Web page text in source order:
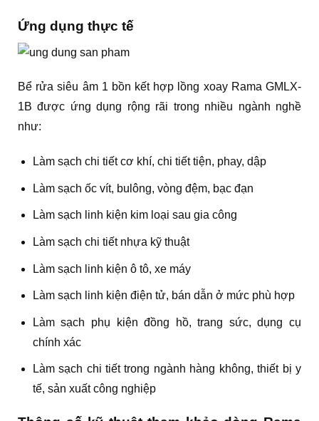
Ứng dụng thực tế
Bể rửa siêu âm 1 bồn kết hợp lồng xoay Rama GMLX-
1B được ứng dụng rộng rãi trong nhiều ngành nghề
như:
Làm sạch chi tiết cơ khí, chi tiết tiện, phay, dập
Làm sạch ốc vít, bulông, vòng đệm, bạc đạn
Làm sạch linh kiện kim loại sau gia công
Làm sạch chi tiết nhựa kỹ thuật
Làm sạch linh kiện ô tô, xe máy
Làm sạch linh kiện điện tử, bán dẫn ở mức phù hợp
Làm sạch phụ kiện đồng hồ, trang sức, dụng cụ
chính xác
Làm sạch chi tiết trong ngành hàng không, thiết bị y
tế, sản xuất công nghiệp